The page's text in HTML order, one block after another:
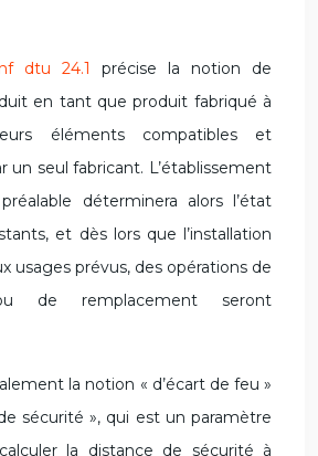
dtu 24.1
précise la notion de
en tant que produit fabriqué à
éléments compatibles et
un seul fabricant. L’établissement
déterminera alors l’état
et dès lors que l’installation
usages prévus, des opérations de
de remplacement seront
la notion « d’écart de feu »
sécurité », qui est un paramètre
la distance de sécurité à